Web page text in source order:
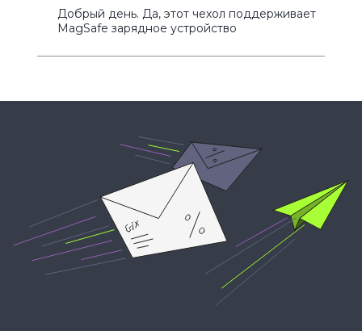
Добрый день. Да, этот чехол поддерживает
MagSafe зарядное устройство